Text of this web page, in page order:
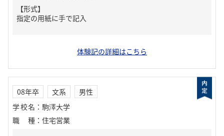
【形式】
指定の用紙に手で記入
体験記の詳細はこちら
08年卒 文系
男性
学校名 ： 駒澤大学
職種 ： 住宅営業